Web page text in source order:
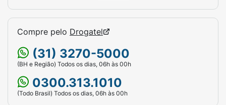
Compre pelo Drogatel
(31) 3270-5000
(BH e Região) Todos os dias, 06h às 00h
0300.313.1010
(Todo Brasil) Todos os dias, 06h às 00h